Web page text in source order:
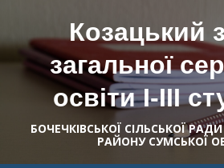
content
Козацький
загальної
освіти І-ІІІ
БОЧЕЧКІВСЬКОЇ СІЛЬСЬКОЇ
РАЙОНУ СУМСЬКОЇ